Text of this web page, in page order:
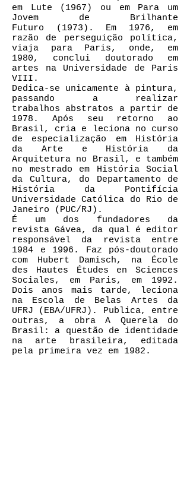
em Lute (1967) ou em Para um
Jovem de Brilhante
Futuro (1973). Em 1976, em
razão de perseguição política,
viaja para Paris, onde, em
1980, conclui doutorado em
artes na Universidade de Paris
VIII.
Dedica-se unicamente à pintura,
passando a realizar
trabalhos abstratos a partir de
1978. Após seu retorno ao
Brasil, cria e leciona no curso
de especialização em História
da Arte e História da
Arquitetura no Brasil, e também
no mestrado em História Social
da Cultura, do Departamento de
História da Pontifícia
Universidade Católica do Rio de
Janeiro (PUC/RJ).
É um dos fundadores da
revista Gávea, da qual é editor
responsável da revista entre
1984 e 1996. Faz pós-doutorado
com Hubert Damisch, na École
des Hautes Études en Sciences
Sociales, em Paris, em 1992.
Dois anos mais tarde, leciona
na Escola de Belas Artes da
UFRJ (EBA/UFRJ). Publica, entre
outras, a obra A Querela do
Brasil: a questão de identidade
na arte brasileira, editada
pela primeira vez em 1982.